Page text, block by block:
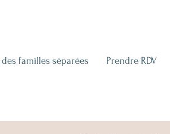
familles séparées Prendre RDV